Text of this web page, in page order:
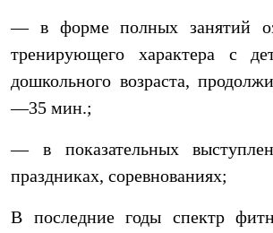
— в форме полных занятий
тренирующего характера с
дошкольного возраста,
—35 мин.;
— в показательных
праздниках, соревнованиях;
В последние годы спектр